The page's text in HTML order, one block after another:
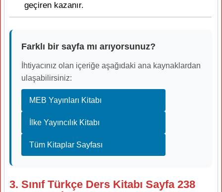
geçiren kazanır.
Farklı bir sayfa mı arıyorsunuz?
İhtiyacınız olan içeriğe aşağıdaki ana kaynaklardan
ulaşabilirsiniz:
MEB Yayınları Kitabı
İlke Yayıncılık Kitabı
Tüm Kitaplar Sayfası
3. Sınıf Türkçe Ders Kitabı Sayfa 238